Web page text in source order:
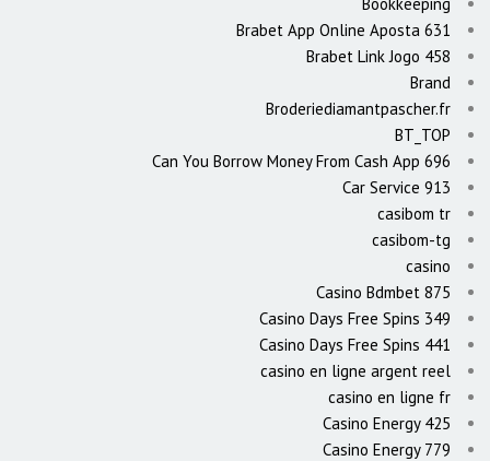
Brabet App Online Aposta 631
Brabet Link Jogo 458
Brand
Broderiediamantpascher.fr
BT_TOP
Can You Borrow Money From Cash App 696
Car Service 913
casibom tr
casibom-tg
casino
Casino Bdmbet 875
Casino Days Free Spins 349
Casino Days Free Spins 441
casino en ligne argent reel
casino en ligne fr
Casino Energy 425
Casino Energy 779